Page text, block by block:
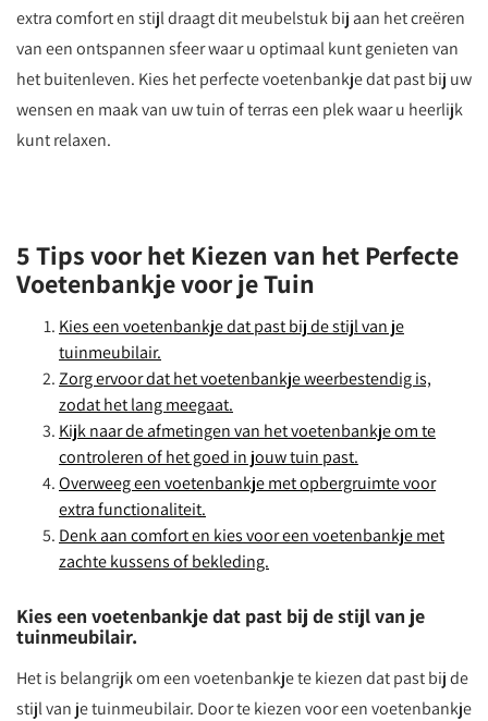
extra comfort en stijl draagt dit meubelstuk bij aan het creëren
van een ontspannen sfeer waar u optimaal kunt genieten van
het buitenleven. Kies het perfecte voetenbankje dat past bij uw
wensen en maak van uw tuin of terras een plek waar u heerlijk
kunt relaxen.
5 Tips voor het Kiezen van het Perfecte
Voetenbankje voor je Tuin
Kies een voetenbankje dat past bij de stijl van je
tuinmeubilair.
Zorg ervoor dat het voetenbankje weerbestendig is,
zodat het lang meegaat.
Kijk naar de afmetingen van het voetenbankje om te
controleren of het goed in jouw tuin past.
Overweeg een voetenbankje met opbergruimte voor
extra functionaliteit.
Denk aan comfort en kies voor een voetenbankje met
zachte kussens of bekleding.
Kies een voetenbankje dat past bij de stijl van je
tuinmeubilair.
Het is belangrijk om een voetenbankje te kiezen dat past bij de
stijl van je tuinmeubilair. Door te kiezen voor een voetenbankje